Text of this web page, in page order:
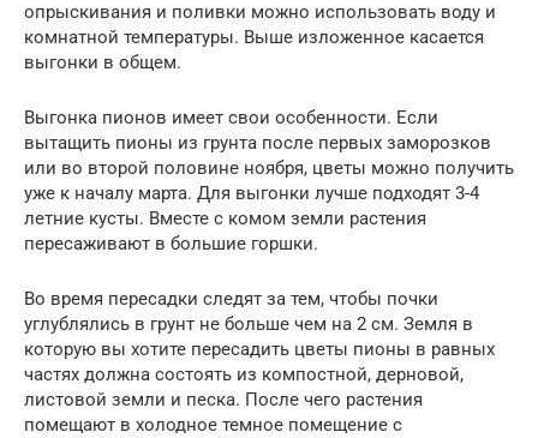
опрыскивания и поливки можно использовать воду и
комнатной температуры. Выше изложенное касается
выгонки в общем.
Выгонка пионов имеет свои особенности. Если
вытащить пионы из грунта после первых заморозков
или во второй половине ноября, цветы можно получить
уже к началу марта. Для выгонки лучше подходят 3-4
летние кусты. Вместе с комом земли растения
пересаживают в большие горшки.
Во время пересадки следят за тем, чтобы почки
углублялись в грунт не больше чем на 2 см. Земля в
которую вы хотите пересадить цветы пионы в равных
частях должна состоять из компостной, дерновой,
листовой земли и песка. После чего растения
помещают в холодное темное помещение с